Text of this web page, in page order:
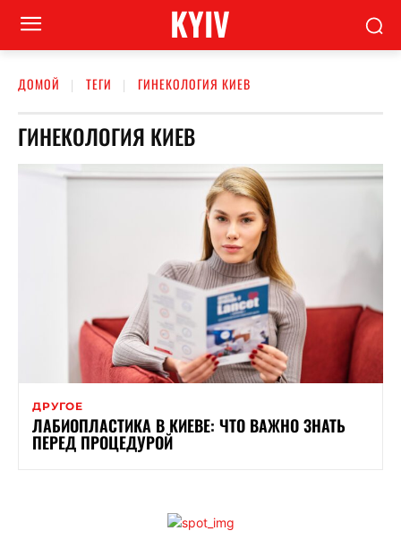
KYIV
ДОМОЙ ТЕГИ ГИНЕКОЛОГИЯ КИЕВ
ГИНЕКОЛОГИЯ КИЕВ
ДРУГОЕ
ЛАБИОПЛАСТИКА В КИЕВЕ: ЧТО ВАЖНО ЗНАТЬ
ПЕРЕД ПРОЦЕДУРОЙ